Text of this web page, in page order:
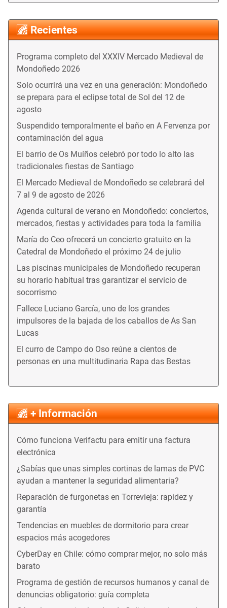
Recientes
Programa completo del XXXIV Mercado Medieval de
Mondoñedo 2026
Solo ocurrirá una vez en una generación: Mondoñedo
se prepara para el eclipse total de Sol del 12 de
agosto
Suspendido temporalmente el baño en A Fervenza por
contaminación del agua
El barrio de Os Muíños celebró por todo lo alto las
tradicionales fiestas de Santiago
El Mercado Medieval de Mondoñedo se celebrará del
7 al 9 de agosto de 2026
Agenda cultural de verano en Mondoñedo: conciertos,
mercados, fiestas y actividades para toda la familia
María do Ceo ofrecerá un concierto gratuito en la
Catedral de Mondoñedo el próximo 24 de julio
Las piscinas municipales de Mondoñedo recuperan
su horario habitual tras garantizar el servicio de
socorrismo
Fallece Luciano García, uno de los grandes
impulsores de la bajada de los caballos de As San
Lucas
El curro de Campo do Oso reúne a cientos de
personas en una multitudinaria Rapa das Bestas
+ Información
Cómo funciona Verifactu para emitir una factura
electrónica
¿Sabías que unas simples cortinas de lamas de PVC
ayudan a mantener la seguridad alimentaria?
Reparación de furgonetas en Torrevieja: rapidez y
garantía
Tendencias en muebles de dormitorio para crear
espacios más acogedores
CyberDay en Chile: cómo comprar mejor, no solo más
barato
Programa de gestión de recursos humanos y canal de
denuncias obligatorio: guía completa